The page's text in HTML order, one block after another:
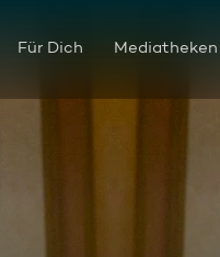
Für Dich Mediatheken